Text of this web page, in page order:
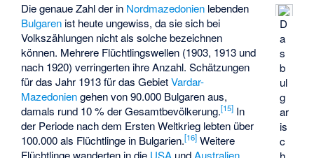
D
a
s
b
ul
g
ar
is
c
Die genaue Zahl der in Nordmazedonien lebenden
Bulgaren ist heute ungewiss, da sie sich bei
Volkszählungen nicht als solche bezeichnen
können. Mehrere Flüchtlingswellen (1903, 1913 und
nach 1920) verringerten ihre Anzahl. Schätzungen
für das Jahr 1913 für das GebietVardar-
Mazedoniengehen von 90.000 Bulgaren aus,
damals rund 10 % der Gesamtbevölkerung.[15] In
der Periode nach dem Ersten Weltkrieg lebten über
100.000 als Flüchtlinge in Bulgarien.[16] Weitere
Flüchtlinge wanderten in die USA undAustralien